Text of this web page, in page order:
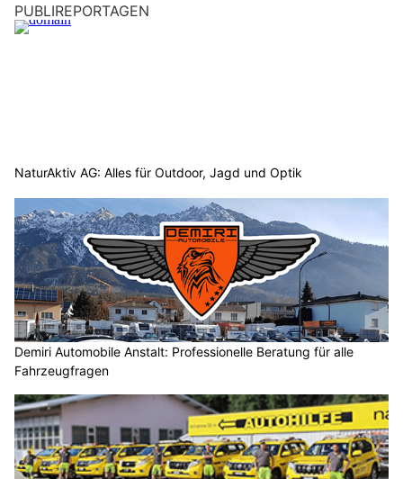
PUBLIREPORTAGEN
NaturAktiv AG: Alles für Outdoor, Jagd und Optik
Demiri Automobile Anstalt: Professionelle Beratung für alle
Fahrzeugfragen